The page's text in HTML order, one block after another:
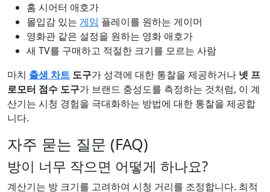
홈 시어터 애호가
몰입감 있는 게임 플레이를 원하는 게이머
영화관 같은 설정을 원하는 영화 애호가
새 TV를 구매하고 적절한 크기를 모르는 사람
마치 출생 차트 도구가 성격에 대한 통찰을 제공하거나 넷 프
로모터 점수 도구가 브랜드 충성도를 측정하는 것처럼, 이 계
산기는 시청 경험을 극대화하는 방법에 대한 통찰을 제공합
니다.
자주 묻는 질문 (FAQ)
방이 너무 작으면 어떻게 하나요?
계산기는 방 크기를 고려하여 시청 거리를 조정합니다. 최적